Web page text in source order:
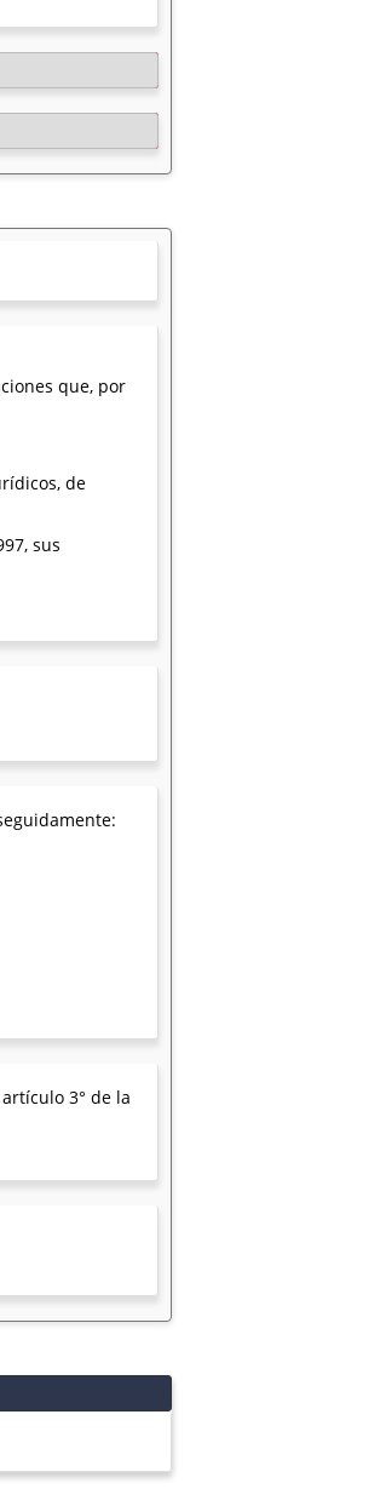
que, por
de
sus
3° de la